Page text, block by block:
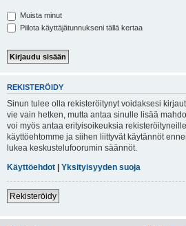
Muista minut
Piilota käyttäjätunnukseni tällä kertaa
REKISTERÖIDY
Sinun tulee olla rekisteröitynyt voidaksesi
vie vain hetken, mutta antaa sinulle lisää
voi myös antaa erityisoikeuksia
käyttöehtomme ja siihen liittyvät käytännöt
lukea keskustelufoorumin säännöt.
Käyttöehdot | Yksityisyyden suoja
Rekisteröidy